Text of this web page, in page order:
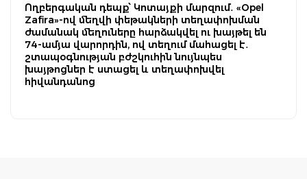
Ողբերգական դեպք՝ Կոտայքի մարզում․ «Opel
Zafira»-ով մեղվի փեթակների տեղափոխման
ժամանակ մեղուները հարձակվել ու խայթել են
74-ամյա վարորդին, ով տեղում մահացել է․
շտապօգնության բժշկուհին նույնպես
խայթոցներ է ստացել և տեղափոխվել
հիվանդանոց